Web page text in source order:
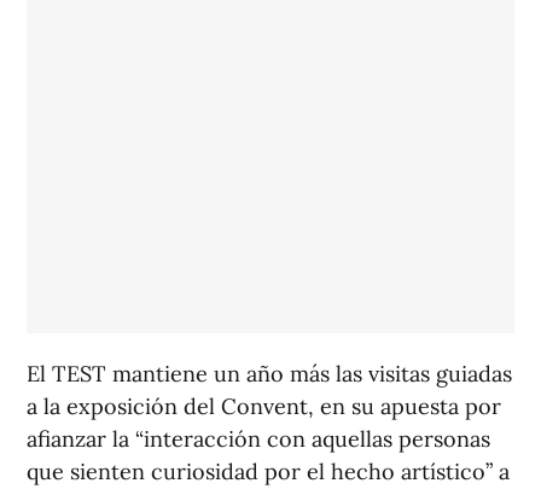
El TEST mantiene un año más las visitas guiadas
a la exposición del Convent, en su apuesta por
afianzar la “interacción con aquellas personas
que sienten curiosidad por el hecho artístico” a